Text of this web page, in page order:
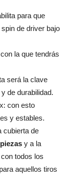
para que
de driver bajo
la que tendrás
será la clave
de durabilidad.
con esto
y estables.
cubierta de
y a la
todos los
aquellos tiros